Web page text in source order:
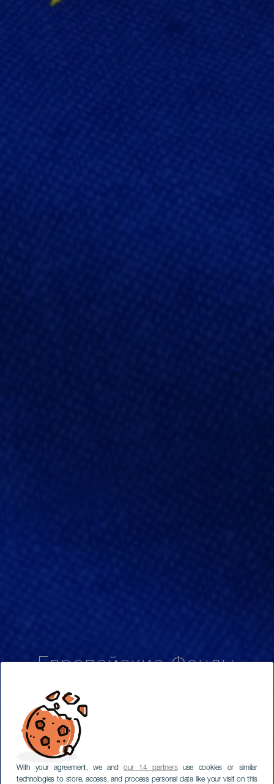
With your agreement, we andour 14 partnersuse cookies or similar
technologies to store, access, and process personal data like your visit on this
Европейские Фонды